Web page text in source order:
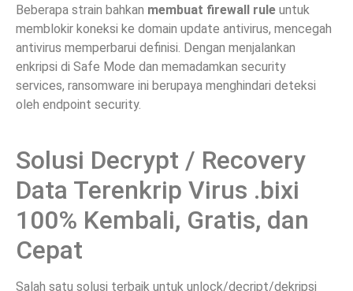
Beberapa strain bahkan membuat firewall rule untuk
memblokir koneksi ke domain update antivirus, mencegah
antivirus memperbarui definisi. Dengan menjalankan
enkripsi di Safe Mode dan memadamkan security
services, ransomware ini berupaya menghindari deteksi
oleh endpoint security.
Solusi Decrypt / Recovery
Data Terenkrip Virus .bixi
100% Kembali, Gratis, dan
Cepat
Salah satu solusi terbaik untuk unlock/decript/dekripsi